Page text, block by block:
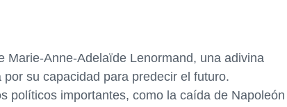
Marie-Anne-Adelaïde Lenormand, una adivina
su capacidad para predecir el futuro.
políticos importantes, como la caída de Napoleón